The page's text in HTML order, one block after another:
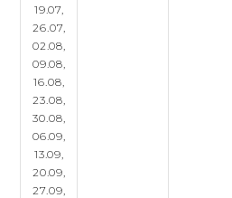
19.07,
26.07,
02.08,
09.08,
16.08,
23.08,
30.08,
06.09,
13.09,
20.09,
27.09,